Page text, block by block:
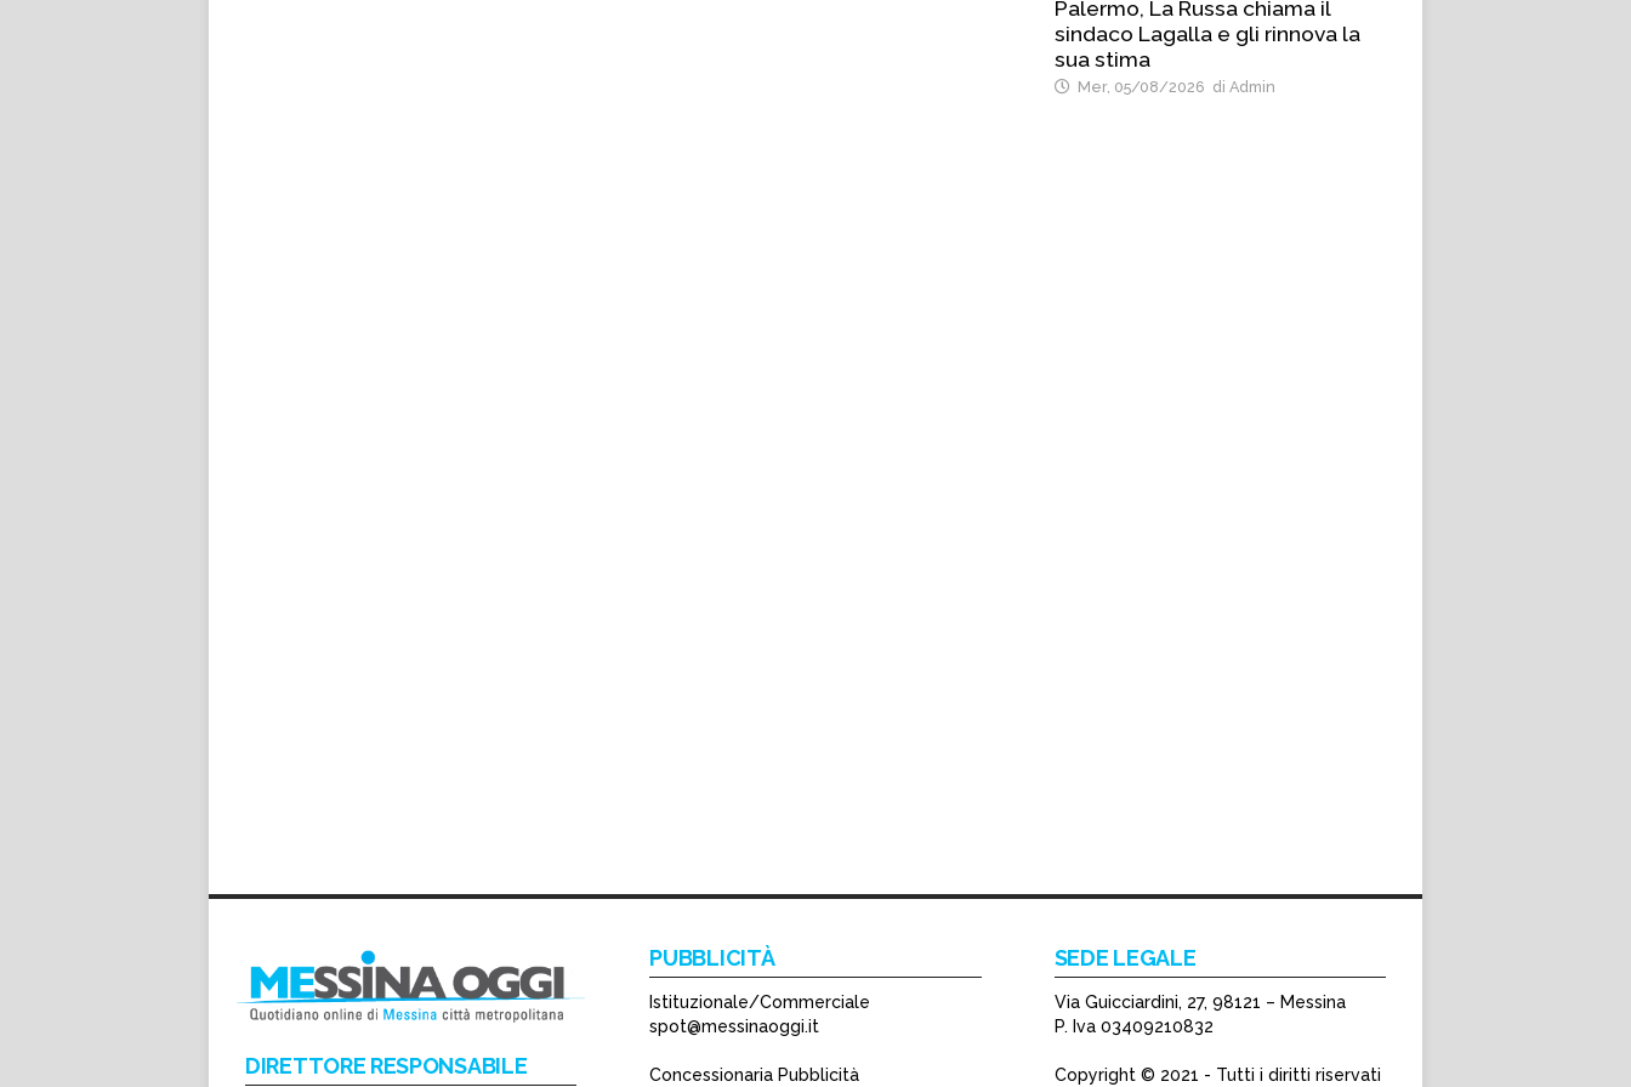
Palermo, La Russa chiama il
sindaco Lagalla e gli rinnova la
sua stima
Mer, 05/08/2026 di Admin
DIRETTORE RESPONSABILE
PUBBLICITÀ
Istituzionale/Commerciale
spot@messinaoggi.it
Concessionaria Pubblicità
SEDE LEGALE
Via Guicciardini, 27, 98121 – Messina
P. Iva 03409210832
Copyright © 2021 - Tutti i diritti riservati